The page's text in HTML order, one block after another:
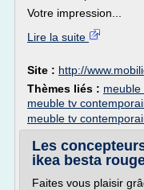
Votre impression...
Lire la suite
Site : http://
Thèmes liés :
meuble tv
meuble tv
Les
ikea besta
Faites vous plaisir